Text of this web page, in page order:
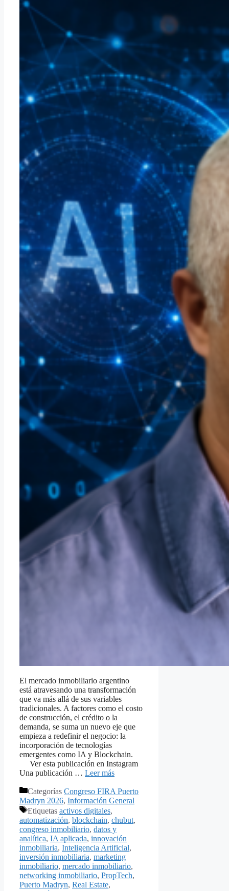
El mercado inmobiliario argentino
está atravesando una transformación
que va más allá de sus variables
tradicionales. A factores como el costo
de construcción, el crédito o la
demanda, se suma un nuevo eje que
empieza a redefinir el negocio: la
incorporación de tecnologías
emergentes como IA y Blockchain.
Ver esta publicación en Instagram
Una publicación … Leer más
Categorías Congreso FIRA Puerto
Madryn 2026, Información General
Etiquetas activos digitales,
automatización, blockchain, chubut,
congreso inmobiliario, datos y
analítica, IA aplicada, innovación
inmobiliaria, Inteligencia Artificial,
inversión inmobiliaria, marketing
inmobiliario, mercado inmobiliario,
networking inmobiliario, PropTech,
Puerto Madryn, Real Estate,